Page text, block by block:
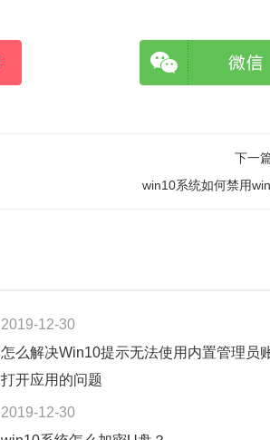
下一
win10系统如何禁用
2019-12-30
怎么解决Win10提示无法使用内置管理员
打开应用的问题
2019-12-30